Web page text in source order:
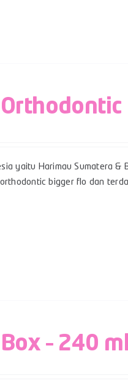
yaitu Harimau Sumatera &
bigger flo dan
– 240 ml